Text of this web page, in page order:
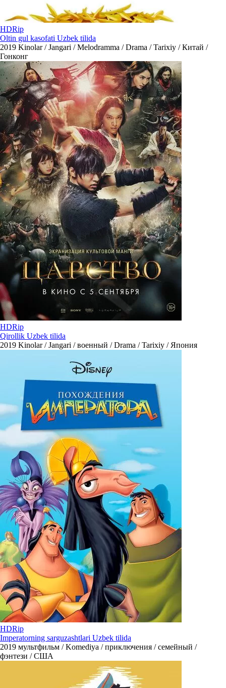
HDRip
Oltin gul kasofati Uzbek tilida
2019 Kinolar / Jangari / Melodramma / Drama / Tarixiy / Китай /
Гонконг
HDRip
Qirollik Uzbek tilida
2019 Kinolar / Jangari / военный / Drama / Tarixiy / Япония
HDRip
Imperatorning sarguzashtlari Uzbek tilida
2019 мультфильм / Komediya / приключения / семейный /
фэнтези / США